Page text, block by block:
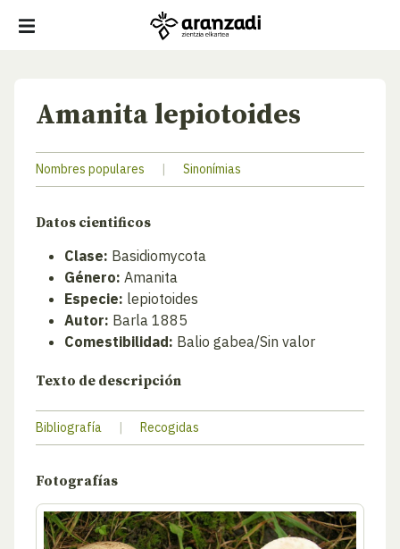
Amanita lepiotoides
Nombres populares | Sinonímias
Datos cientificos
Clase: Basidiomycota
Género: Amanita
Especie: lepiotoides
Autor: Barla 1885
Comestibilidad: Balio gabea/Sin valor
Texto de descripción
Bibliografía | Recogidas
Fotografías